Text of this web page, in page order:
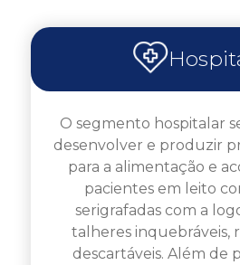
O segmento hospitalar
desenvolver e produzir
para a alimentação e
pacientes em leito
serigrafadas com a
talheres inquebráveis,
descartáveis. Além de